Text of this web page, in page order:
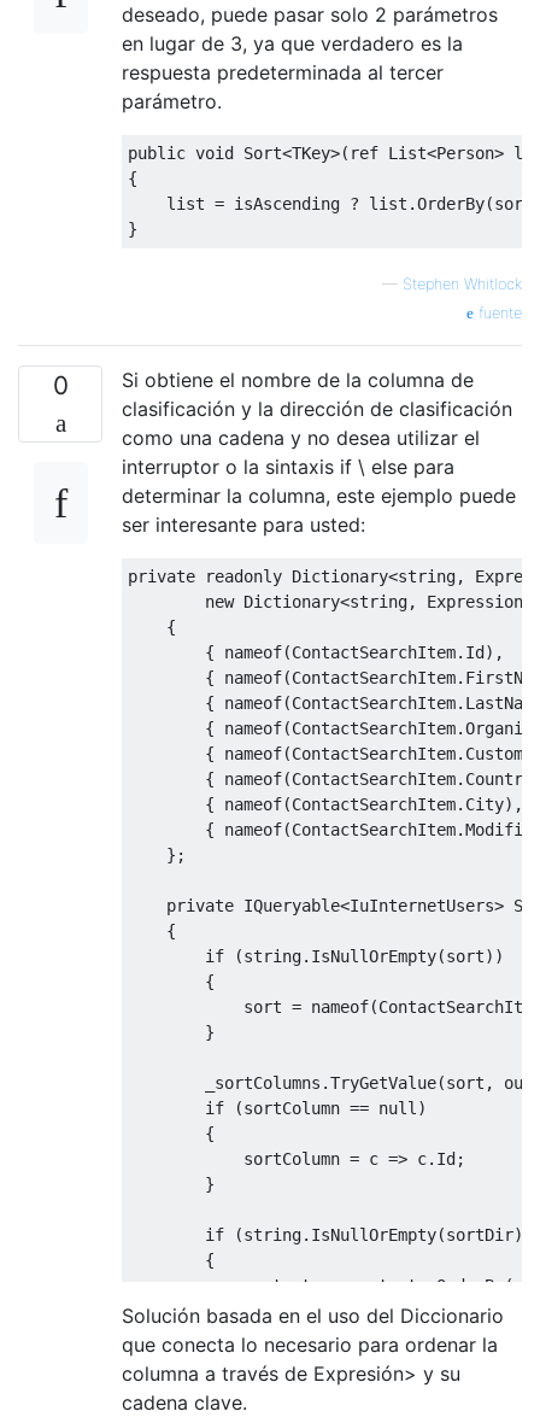
deseado, puede pasar solo 2 parámetros
en lugar de 3, ya que verdadero es la
respuesta predeterminada al tercer
parámetro.
public void Sort<TKey>( ref List<Person>
{
list = isAscending ? list .OrderBy(
}
— Stephen Whitlock
fuente
0
Si obtiene el nombre de la columna de
clasificación y la dirección de clasificación
como una cadena y no desea utilizar el
interruptor o la sintaxis if \ else para
determinar la columna, este ejemplo puede
ser interesante para usted:
private readonly Dictionary<string,
new Dictionary<string, Expression
{
{ nameof(ContactSearchItem. Id),
{ nameof(ContactSearchItem.
{ nameof(ContactSearchItem.
{ nameof(ContactSearchItem.
{ nameof(ContactSearchItem.
{ nameof(ContactSearchItem. Country
{ nameof(ContactSearchItem. City),
{ nameof(ContactSearchItem.
};
private IQueryable<IuInternetUsers>
{
if
(string. IsNullOrEmpty(sort))
{
            sort
= nameof(
}
        _sortColumns
.TryGetValue(sort ,
out
if
(sortColumn == null )
{
            sortColumn
= c => c. Id;
}
if (string. IsNullOrEmpty(sortDir)
{
            contacts
contacts OrderBy (
}
else
            contacts
= contacts.
}
Solución basada en el uso del Diccionario
que conecta lo necesario para ordenar la
columna a través de Expresión> y su
cadena clave.